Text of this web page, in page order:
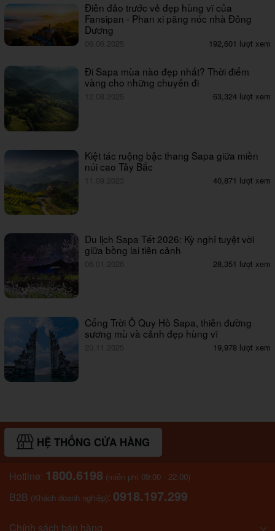
Điên đảo trước vẻ đẹp hùng vĩ của
Fansipan - Phan xi păng nóc nhà Đông
Dương
06.06.2025 192,601 lượt xem
Đi Sapa mùa nào đẹp nhất? Thời điểm
vàng cho những chuyến đi
12.08.2025 63,324 lượt xem
Kiệt tác ruộng bậc thang Sapa giữa miền
núi cao Tây Bắc
11.09.2023 40,871 lượt xem
Du lịch Sapa Tết 2026: Kỳ nghỉ tuyệt vời
giữa bồng lai tiên cảnh
06.01.2026 28,351 lượt xem
Cổng Trời Ô Quy Hồ Sapa, thiên đường
sương mù và cảnh đẹp hùng vĩ
20.11.2025 19,978 lượt xem
HỆ THỐNG CỬA HÀNG
Hotline: 1800.6198 (miễn phí 09:00 - 22:00)
B2B (Khách doanh nghiệp): 0918.197.299
Chính sách bán hàng